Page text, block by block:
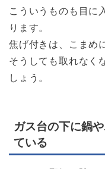
こういうものも目に
ります。
焦げ付きは、こまめ
そうしても取れなく
しょう。
ガス台の下に鍋
ている